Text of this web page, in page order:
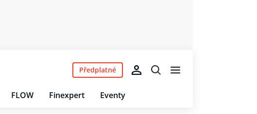
FLOW Finexpert Eventy
Předplatné